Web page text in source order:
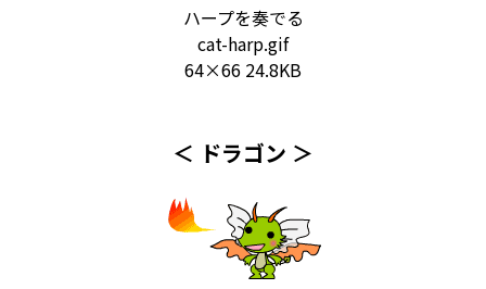
ハープを奏でる
cat-harp.gif
64×66 24.8KB
＜ ドラゴン ＞